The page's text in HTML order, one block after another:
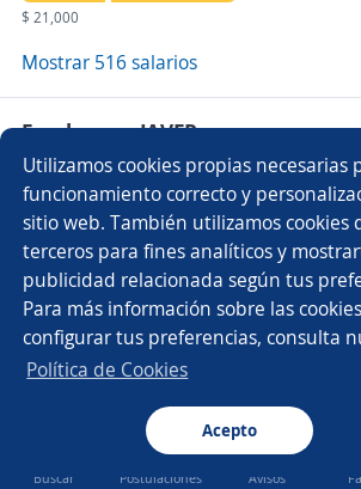
Utilizamos cookies propias necesarias
funcionamiento correcto y
sitio web. También utilizamos cookies
terceros para fines analíticos y
publicidad relacionada según tus
Para más información sobre las
configurar tus preferencias, consulta
Política de Cookies
Acepto
Buscar Postulaciones Avisos
$ 21,000
Mostrar 516 salarios
Empleos en JAVER
Evaluar empresa
Copyright 2014 - 2026 DGNET
Aviso legal /